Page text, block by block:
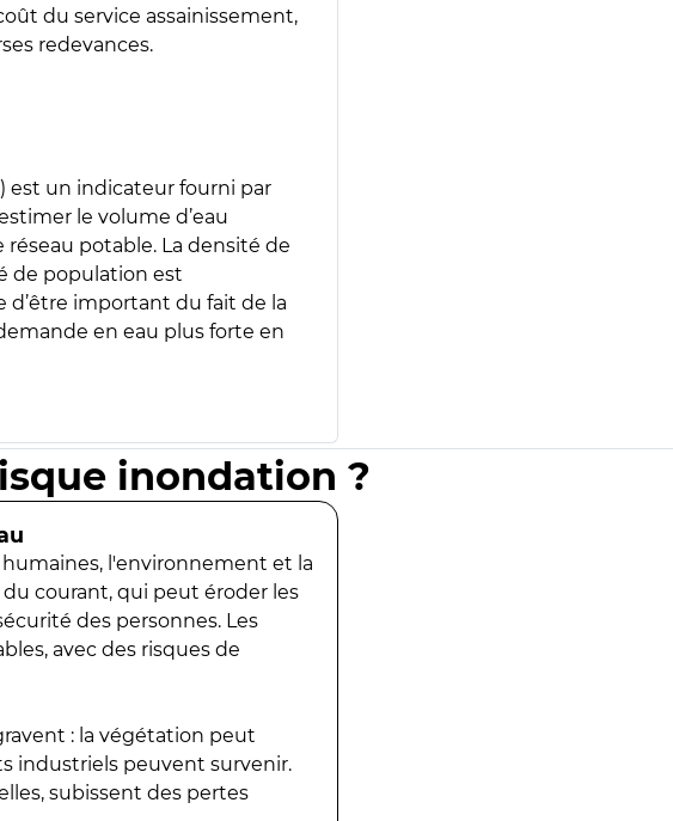
du service assainissement,
redevances.
est un indicateur fourni par
le volume d’eau
potable. La densité de
de population est
d’être important du fait de la
en eau plus forte en
inondation ?
l'environnement et la
courant, qui peut éroder les
des personnes. Les
avec des risques de
: la végétation peut
industriels peuvent survenir.
subissent des pertes